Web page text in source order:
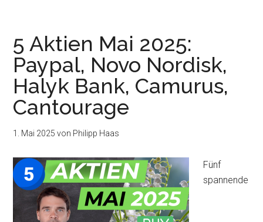
5 Aktien Mai 2025:
Paypal, Novo Nordisk,
Halyk Bank, Camurus,
Cantourage
1. Mai 2025 von Philipp Haas
Fünf
spannende